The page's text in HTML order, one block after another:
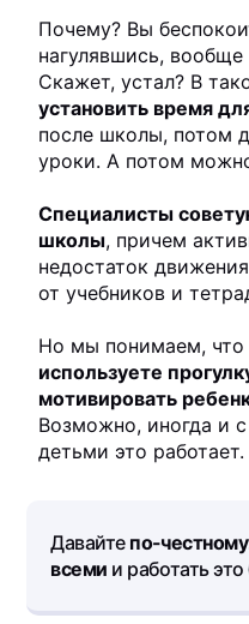
Почему? Вы
нагулявшись, вообще
Скажет, устал? В
установить время
после школы, потом
уроки. А потом
Специалисты
школы, причем
недостаток
от учебников и
Но мы понимаем, что
используете
мотивировать
Возможно, иногда и
детьми это работает.
Давайте по-честному
всеми и работать это